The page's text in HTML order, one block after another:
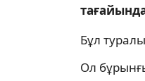
Бұл
Ол